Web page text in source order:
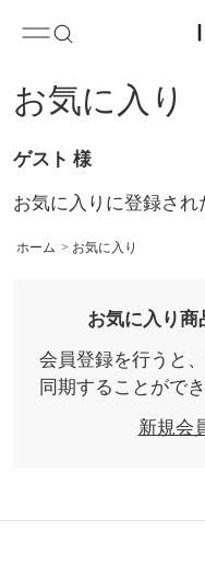
お気に入り
ゲスト 様
お気に入りに登録され
ホーム > お気に入り
お気に入り商
会員登録を行うと
同期することができ
新規会